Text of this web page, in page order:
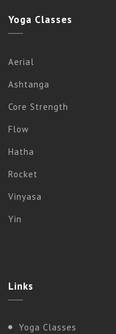
Yoga Classes
Aerial
Ashtanga
Core Strength
Flow
Hatha
Rocket
Vinyasa
Yin
Links
Yoga Classes